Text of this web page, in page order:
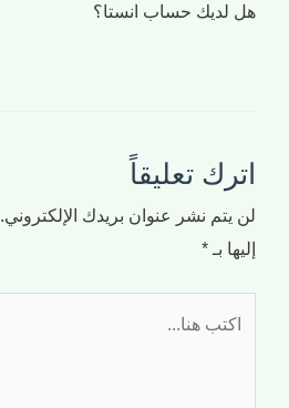
هل لديك حساب انستا؟
اترك تعليقاً
لن يتم نشر عنوان بريدك الإلكتروني.
إليها بـ *